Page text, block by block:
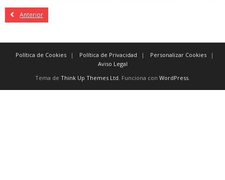
Anterior
Política de Cookies Política de Privacidad
Personalizar Cookies
Aviso Legal
Tema de Think Up Themes Ltd. Funciona con WordPress.